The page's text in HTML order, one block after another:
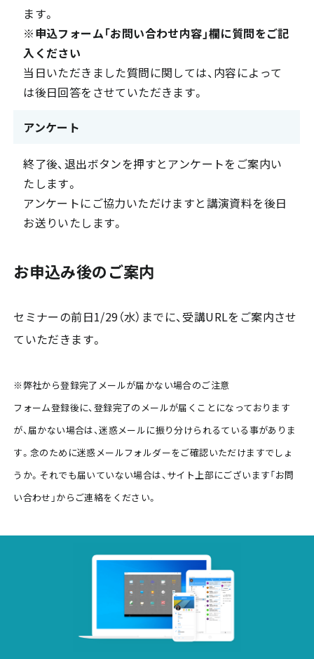
ます。
※申込フォーム「お問い合わせ内容」欄に質問をご記
入ください
当日いただきました質問に関しては、内容によって
は後日回答をさせていただきます。
アンケート
終了後、退出ボタンを押すとアンケートをご案内い
たします。
アンケートにご協力いただけますと講演資料を後日
お送りいたします。
お申込み後のご案内
セミナーの前日1/29（水）までに、受講URLをご案内させ
ていただきます。
※弊社から登録完了メールが届かない場合のご注意
フォーム登録後に、登録完了のメールが届くことになっております
が、届かない場合は、迷惑メールに振り分けられるている事がありま
す。念のために迷惑メールフォルダーをご確認いただけますでしょ
うか。それでも届いていない場合は、サイト上部にございます「お問
い合わせ」からご連絡をください。